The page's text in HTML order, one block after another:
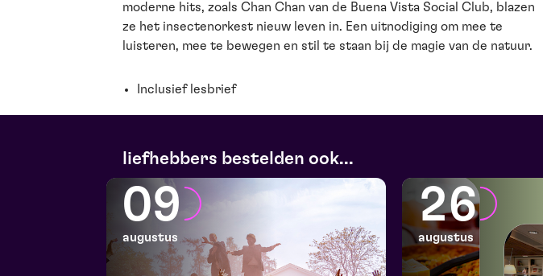
moderne hits, zoals Chan Chan van de Buena Vista Social Club, blazen
ze het insectenorkest nieuw leven in. Een uitnodiging om mee te
luisteren, mee te bewegen en stil te staan bij de magie van de natuur.
Inclusief lesbrief
liefhebbers bestelden ook...
09
augustus
26
augustus